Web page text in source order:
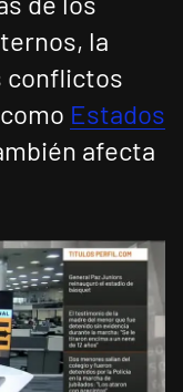
la
conflictos
Estados
afecta